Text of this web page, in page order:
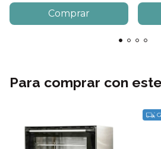
Para comprar con